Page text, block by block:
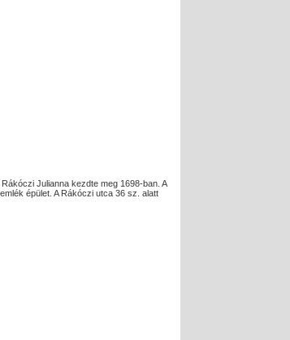
Julianna kezdte meg 1698-ban. A
épület. A Rákóczi utca 36 sz. alatt